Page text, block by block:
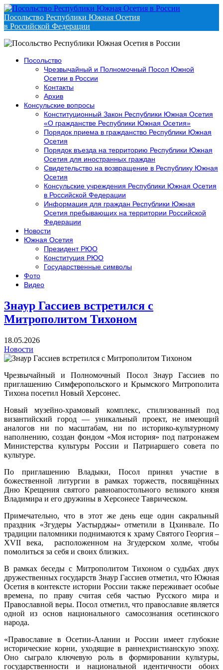
Посольство Республики Южная Осетия
в Российской Федерации
Посольство
Чрезвычайный и Полномочный Посол Южной
Осетии в России
Контакты
Архив
Консульские вопросы
Конституционный Закон Республики Южная Осетия
«О гражданстве Республики Южная Осетия»
Порядок приема в гражданство Республики Южная
Осетия
Порядок въезда на территорию Республики Южная
Осетия для иностранных граждан
Свидетельство на возвращение в Республику Южная
Осетия
Консульские учреждения Республики Южная Осетия
в Российской Федерации
Информация для граждан Республики Южная
Осетия пребывающих на территории Российской
Федерации
Новости
Южная Осетия
Президент РЮО
Конституция РЮО
Государственные символы
Фото
Видео
Знаур Гассиев встретился с
Митрополитом Тихоном
18.05.2026
Новости
Чрезвычайный и Полномочный Посол Знаур Гассиев по
приглашению Симферопольского и Крымского Митрополита
Тихона посетил Новый Херсонес.
Новый музейно-храмовый комплекс, стилизованный под
византийский город — уникальный проект, не имеющий
аналогов ни по масштабам, ни по историко-культурному
наполнению, создан фондом «Моя история» под патронажем
Министерства культуры России и Патриаршего совета по
культуре.
По приглашению Владыки, Посол принял участие в
божественной литургии в рамках торжеств, посвящённых
Дню Крещения святого равноапостольного великого князя
Владимира и его дружины в Херсонесе Таврическом.
Примечательно, что в этот же день еще один сакральный
праздник «Згудеры Уастырджы» отметили в Цхинвале. По
традиции паломники поднимаются к храму Святого Георгия –
XVII века, расположенном на Згудерском холме, чтобы
помолиться за себя и своих близких.
В рамках беседы с Митрополитом Тихоном о судьбах двух
дружественных государств Знаур Гассиев отметил, что Южная
Осетия в контексте истории России также переживает особые
времена, по праву считая себя частью Русского мира и
Православной веры. Посол отметил, что православие является
одной из основ национального самосознания осетинского
народа.
«Православие в Осетии-Алании и России имеет глубокие
исторические корни, уходящие в раннехристианскую эпоху.
Оно сыграло ключевую роль в формировании культуры,
государственности и национальной идентичности обоих